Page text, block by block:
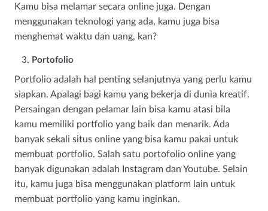
Kamu bisa melamar secara online juga. Dengan
menggunakan teknologi yang ada, kamu juga bisa
menghemat waktu dan uang, kan?
Portofolio
Portfolio adalah hal penting selanjutnya yang perlu kamu
siapkan. Apalagi bagi kamu yang bekerja di dunia kreatif.
Persaingan dengan pelamar lain bisa kamu atasi bila
kamu memiliki portfolio yang baik dan menarik. Ada
banyak sekali situs online yang bisa kamu pakai untuk
membuat portfolio. Salah satu portofolio online yang
banyak digunakan adalah Instagram dan Youtube. Selain
itu, kamu juga bisa menggunakan platform lain untuk
membuat portfolio yang kamu inginkan.